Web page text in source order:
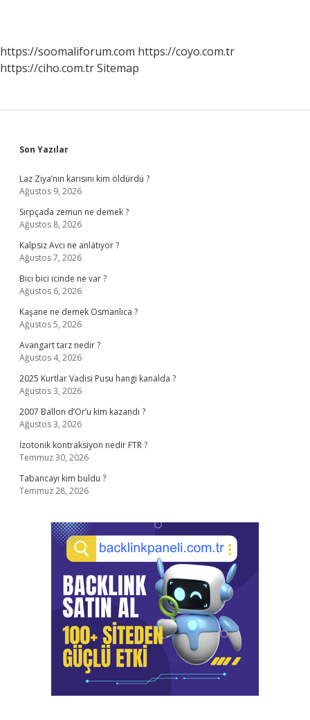
https://soomaliforum.com https://coyo.com.tr
https://ciho.com.trSitemap
Sidebar
Son Yazılar
Laz Ziya’nın karısını kim öldürdü ?
Ağustos 9, 2026
Sırpçada zemun ne demek ?
Ağustos 8, 2026
Kalpsiz Avcı ne anlatıyor ?
Ağustos 7, 2026
Bici bici icinde ne var ?
Ağustos 6, 2026
Kaşane ne demek Osmanlıca ?
Ağustos 5, 2026
Avangart tarz nedir ?
Ağustos 4, 2026
2025 Kurtlar Vadisi Pusu hangi kanalda ?
Ağustos 3, 2026
2007 Ballon d’Or’u kim kazandı ?
Ağustos 3, 2026
İzotonik kontraksiyon nedir FTR ?
Temmuz 30, 2026
Tabancayı kim buldu ?
Temmuz 28, 2026